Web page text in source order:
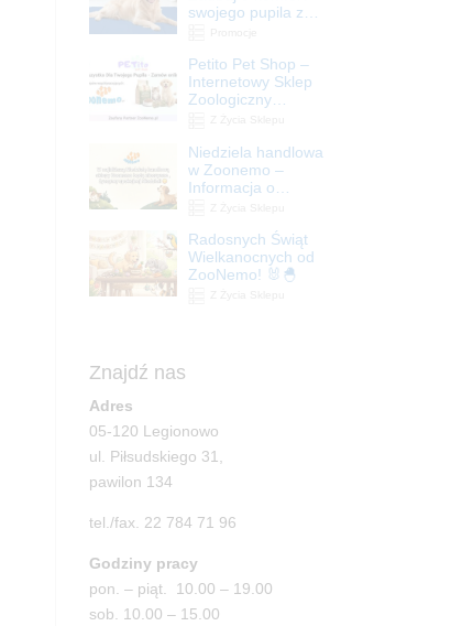
swojego pupila z
ZooNemo
Petito Pet Shop –
Internetowy Sklep
Zoologiczny
| ZooNemo
Niedziela handlowa
w Zoonemo –
Informacja o
Radosnych Świąt
Wielkanocnych od
ZooNemo! 🐰🐣
Znajdź nas
Adres
05-120 Legionowo
ul. Piłsudskiego 31,
pawilon 134
tel./fax. 22 784 71 96
Godziny pracy
pon. – piąt. 10.00 – 19.00
sob. 10.00 – 15.00